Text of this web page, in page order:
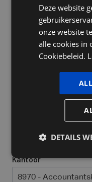
Ja, ik heb al een
Kantoor
8970 -
Deze website
onze website
alle cookies in
Cookiebeleid.
DETAILS